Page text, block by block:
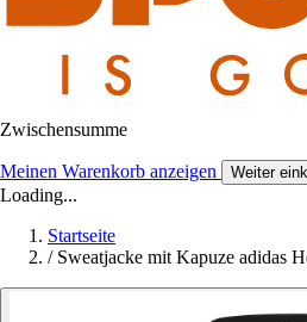
Zwischensumme
Meinen Warenkorb anzeigen Weiter
Loading...
Startseite
/ Sweatjacke mit Kapuze adidas